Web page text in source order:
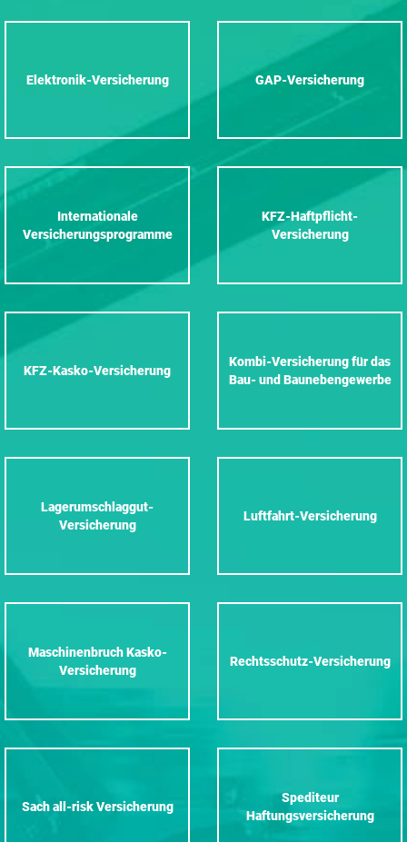
Elektronik-Versicherung GAP-Versicherung
Internationale
Versicherungsprogramme
KFZ-Haftpflicht-
Versicherung
KFZ-Kasko-Versicherung
Kombi-Versicherung für das
Bau- und Baunebengewerbe
Lagerumschlaggut-
Versicherung
Luftfahrt-Versicherung
Maschinenbruch Kasko-
Versicherung
Rechtsschutz-Versicherung
Sach all-risk Versicherung
Spediteur
Haftungsversicherung